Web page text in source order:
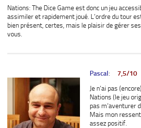
Nations: The Dice Game est donc un jeu
assimiler et rapidement joué. L’ordre du tour
bien présent, certes, mais le plaisir de gérer
vous.
Pascal: 7,5/10
Je n’ai pas
Nations (le jeu
pas m’aventurer
Mais mon
assez positif.